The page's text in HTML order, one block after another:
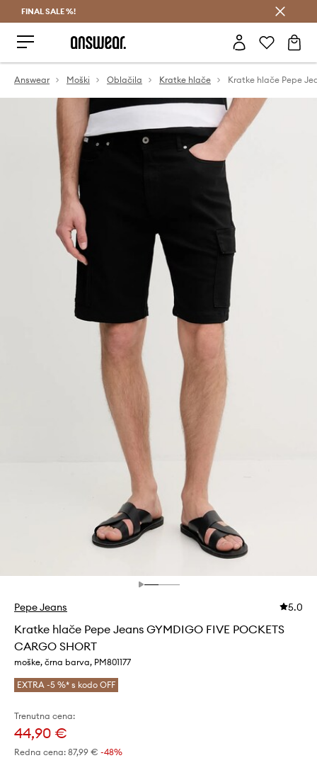
FINAL SALE %!
Answear Moški Oblačila Kratke hlače
Pepe Jeans 5.0
Kratke hlače Pepe Jeans GYMDIGO FIVE POCKETS
CARGO SHORT
moške, črna barva, PM801177
EXTRA -5 %* s kodo OFF
Trenutna cena:
44,90 €
Redna cena: 87,99 € -48%